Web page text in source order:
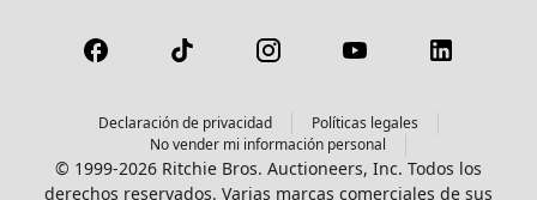
Declaración de privacidad
Políticas legales
No vender mi información personal
© 1999-2026 Ritchie Bros. Auctioneers, Inc. Todos los
derechos reservados. Varias marcas comerciales de sus